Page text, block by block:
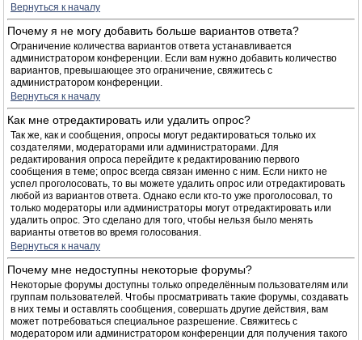
Вернуться к началу
Почему я не могу добавить больше вариантов ответа?
Ограничение количества вариантов ответа устанавливается
администратором конференции. Если вам нужно добавить количество
вариантов, превышающее это ограничение, свяжитесь с
администратором конференции.
Вернуться к началу
Как мне отредактировать или удалить опрос?
Так же, как и сообщения, опросы могут редактироваться только их
создателями, модераторами или администраторами. Для
редактирования опроса перейдите к редактированию первого
сообщения в теме; опрос всегда связан именно с ним. Если никто не
успел проголосовать, то вы можете удалить опрос или отредактировать
любой из вариантов ответа. Однако если кто-то уже проголосовал, то
только модераторы или администраторы могут отредактировать или
удалить опрос. Это сделано для того, чтобы нельзя было менять
варианты ответов во время голосования.
Вернуться к началу
Почему мне недоступны некоторые форумы?
Некоторые форумы доступны только определённым пользователям или
группам пользователей. Чтобы просматривать такие форумы, создавать
в них темы и оставлять сообщения, совершать другие действия, вам
может потребоваться специальное разрешение. Свяжитесь с
модератором или администратором конференции для получения такого